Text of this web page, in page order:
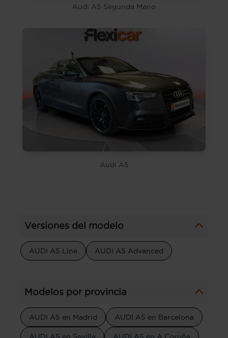
Audi A5 Segunda Mano
Audi A5
Versiones del modelo
AUDI A5 Line AUDI A5 Advanced
Modelos por provincia
AUDI A5 en Madrid AUDI A5 en Barcelona